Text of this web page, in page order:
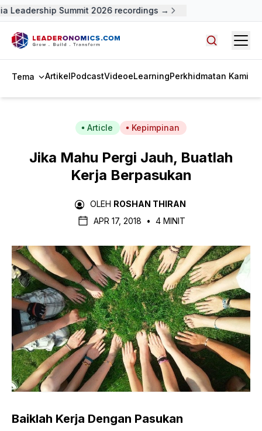
Leadership Summit 2026 recordings →
Tema ArtikelPodcastVideoeLearningPerkhidmatan Kami
Article Kepimpinan
Jika Mahu Pergi Jauh, Buatlah
Kerja Berpasukan
OLEH ROSHAN THIRAN
APR 17, 2018
• 4 MINIT
Baiklah Kerja Dengan Pasukan